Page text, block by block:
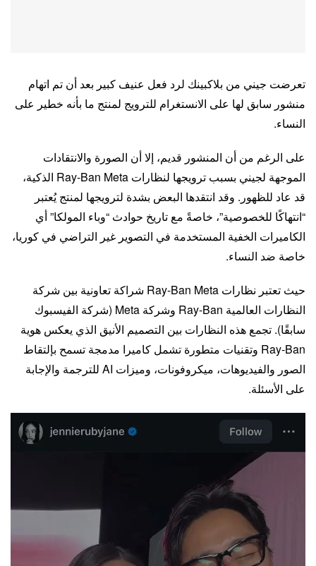
تعرضت جيني من بلاكبينك لرد فعل عنيف كبير بعد أن تم اتهام
منشور سابق لها على الانستغرام للترويج لمنتج ما بأنه خطير على
النساء.
على الرغم من أن المنشور قديم، إلا أن الصورة والانتقادات
الموجهة لجيني بسبب ترويجها لنظارات Ray-Ban Meta الذكية،
قد عاد للظهور. وقد انتقدها البعض بشدة لترويجها لمنتج يُعتبر
“انتهاكًا للخصوصية”، خاصةً مع تاريخ حوادث “وباء المولكا” أي
الكاميرات الخفية المستخدمة في التصوير غير التراضي في كوريا،
خاصة ضد النساء.
حيث تعتبر نظارات Ray-Ban Meta شراكة تعاونية بين شركة
النظارات العالمية Ray-Ban وشركة Meta (شركة الفيسبوك
سابقًا). تجمع هذه النظارات بين التصميم الأنيق الذي يعكس هوية
Ray-Ban وتقنيات متطورة تشمل كاميرا مدمجة تسمح بإلتقاط
الصور والفيديوهات، ميكروفونات، وميزات AI للترجمة والإجابة
على الأسئلة.